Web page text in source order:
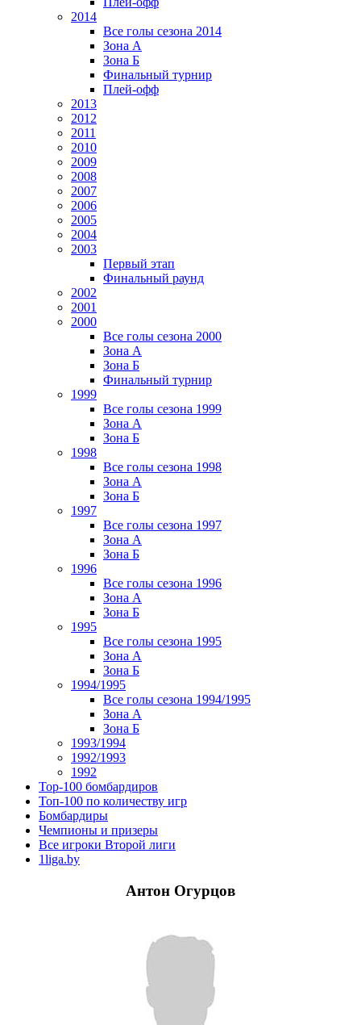
2014
Все голы сезона 2014
Зона А
Зона Б
Финальный турнир
Плей-офф
2013
2012
2011
2010
2009
2008
2007
2006
2005
2004
2003
Первый этап
Финальный раунд
2002
2001
2000
Все голы сезона 2000
Зона А
Зона Б
Финальный турнир
1999
Все голы сезона 1999
Зона А
Зона Б
1998
Все голы сезона 1998
Зона А
Зона Б
1997
Все голы сезона 1997
Зона А
Зона Б
1996
Все голы сезона 1996
Зона А
Зона Б
1995
Все голы сезона 1995
Зона А
Зона Б
1994/1995
Все голы сезона 1994/1995
Зона А
Зона Б
1993/1994
1992/1993
1992
Top-100 бомбардиров
Топ-100 по количеству игр
Бомбардиры
Чемпионы и призеры
Все игроки Второй лиги
1liga.by
Антон Огурцов